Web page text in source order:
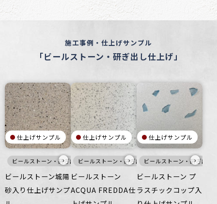
施工事例・仕上げサンプル
「ビールストーン・研ぎ出し仕上げ」
仕上げサンプル
ビールストーン・研ぎ出し仕上げ 白 寒色 壁 床 家具・什器
›
ビールストーン城陽
砂入り仕上げサンプ
仕上げサンプル
ビールストーン・研ぎ出し仕上げ 白 壁
›
ビールストーン
ACQUA FREDDA仕
仕上げサンプル
ビールストーン・研ぎ出し
›
ビールストーン プ
ラスチックコップ入